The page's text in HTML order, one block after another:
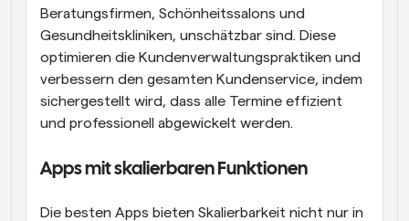
Beratungsfirmen, Schönheitssalons und
Gesundheitskliniken, unschätzbar sind. Diese
optimieren die Kundenverwaltungspraktiken und
verbessern den gesamten Kundenservice, indem
sichergestellt wird, dass alle Termine effizient
und professionell abgewickelt werden.
Apps mit skalierbaren Funktionen
Die besten Apps bieten Skalierbarkeit nicht nur in